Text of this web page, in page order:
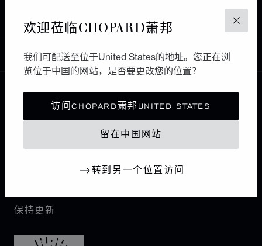
关闭
欢迎莅临CHOPARD萧邦
我们可配送至位于United States的地址。您正在浏
览位于中国的网站，是否要更改您的位置？
访问CHOPARD萧邦UNITED STATES
留在中国网站
转到另一个位置访问
中国
本地化（更改国家/地区）
更改国家/地区
联系我们
保持更新